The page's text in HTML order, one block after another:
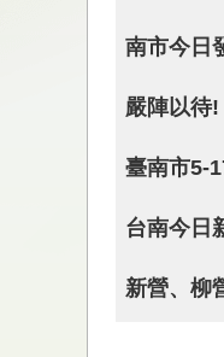
南市今日
嚴陣以待
臺南市5-
台南今日
新營、柳